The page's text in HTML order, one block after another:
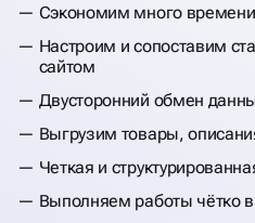
Сэкономим много
Настроим и сопоставим
сайтом
Двусторонний обмен
Выгрузим товары,
Четкая и
Выполняем работы чётко